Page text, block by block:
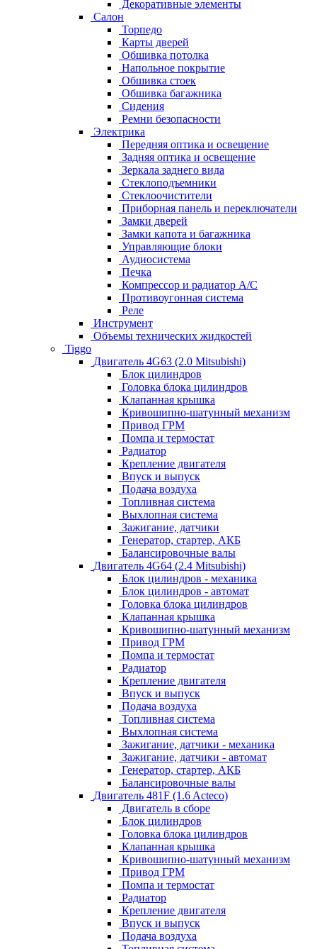
Декоративные элементы
Салон
Торпедо
Карты дверей
Обшивка потолка
Напольное покрытие
Обшивка стоек
Обшивка багажника
Сидения
Ремни безопасности
Электрика
Передняя оптика и освещение
Задняя оптика и освещение
Зеркала заднего вида
Стеклоподъемники
Стеклоочистители
Приборная панель и переключатели
Замки дверей
Замки капота и багажника
Управляющие блоки
Аудиосистема
Печка
Компрессор и радиатор А/C
Противоугонная система
Реле
Инструмент
Объемы технических жидкостей
Tiggo
Двигатель 4G63 (2.0 Mitsubishi)
Блок цилиндров
Головка блока цилиндров
Клапанная крышка
Кривошипно-шатунный механизм
Привод ГРМ
Помпа и термостат
Радиатор
Крепление двигателя
Впуск и выпуск
Подача воздуха
Топливная система
Выхлопная система
Зажигание, датчики
Генератор, стартер, АКБ
Балансировочные валы
Двигатель 4G64 (2.4 Mitsubishi)
Блок цилиндров - механика
Блок цилиндров - автомат
Головка блока цилиндров
Клапанная крышка
Кривошипно-шатунный механизм
Привод ГРМ
Помпа и термостат
Радиатор
Крепление двигателя
Впуск и выпуск
Подача воздуха
Топливная система
Выхлопная система
Зажигание, датчики - механика
Зажигание, датчики - автомат
Генератор, стартер, АКБ
Балансировочные валы
Двигатель 481F (1.6 Acteco)
Двигатель в сборе
Блок цилиндров
Головка блока цилиндров
Клапанная крышка
Кривошипно-шатунный механизм
Привод ГРМ
Помпа и термостат
Радиатор
Крепление двигателя
Впуск и выпуск
Подача воздуха